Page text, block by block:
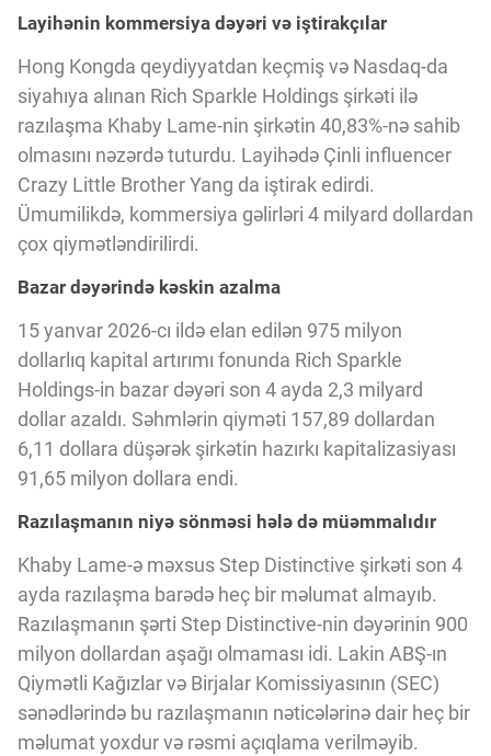
Vizyoner Baxışı
Innovasiya Bələdçisi
Gələcəyin Təhlili
Podkastlar
Layihənin kommersiya dəyəri və iştirakçılar
Hong Kongda qeydiyyatdan keçmiş və Nasdaq-da
siyahıya alınan Rich Sparkle Holdings şirkəti ilə
razılaşma Khaby Lame-nin şirkətin 40,83%-nə sahib
olmasını nəzərdə tuturdu. Layihədə Çinli influencer
Crazy Little Brother Yang da iştirak edirdi.
Ümumilikdə, kommersiya gəlirləri 4 milyard dollardan
çox qiymətləndirilirdi.
Bazar dəyərində kəskin azalma
15 yanvar 2026-cı ildə elan edilən 975 milyon
dollarlıq kapital artırımı fonunda Rich Sparkle
Holdings-in bazar dəyəri son 4 ayda 2,3 milyard
dollar azaldı. Səhmlərin qiyməti 157,89 dollardan
6,11 dollara düşərək şirkətin hazırkı kapitalizasiyası
91,65 milyon dollara endi.
Razılaşmanın niyə sönməsi hələ də müəmmalıdır
Khaby Lame-ə məxsus Step Distinctive şirkəti son 4
ayda razılaşma barədə heç bir məlumat almayıb.
Razılaşmanın şərti Step Distinctive-nin dəyərinin 900
milyon dollardan aşağı olmaması idi. Lakin ABŞ-ın
Qiymətli Kağızlar və Birjalar Komissiyasının (SEC)
sənədlərində bu razılaşmanın nəticələrinə dair heç bir
məlumat yoxdur və rəsmi açıqlama verilməyib.